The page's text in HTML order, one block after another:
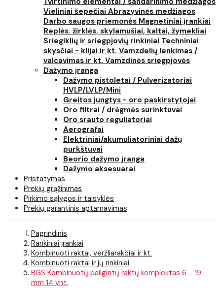
Vieliniai šepečiai Abrazyvinės medžiagos
Darbo saugos priemonės Magnetiniai įrankiai
Replės. žirklės, skylamušiai, kaltai, žymekliai
Sriegiklių ir sriegpjovių rinkiniai Techniniai
skysčiai - klijai ir kt. Vamzdelių lenkimas /
valcavimas ir kt. Vamzdinės sriegpjovės
Dažymo įranga
Dažymo pistoletai / Pulverizatoriai
HVLP/LVLP/Mini
Greitos jungtys - oro paskirstytojai
Oro filtrai / drėgmės surinktuvai
Oro srauto reguliatoriai
Aerografai
Elektriniai/akumuliatoriniai dažų
purkštuvai
Beorio dažymo įranga
Dažymo aksesuarai
Pristatymas
Prekių grąžinimas
Pirkimo sąlygos ir taisyklės
Prekių garantinis aptarnavimas
Pagrindinis
Rankiniai įrankiai
Kombinuoti raktai, veržliarakčiai ir kt.
Kombinuoti raktai ir jų rinkiniai
BGS Kombinuotų pailgintų raktų komplektas 6 - 19
mm 14 vnt.